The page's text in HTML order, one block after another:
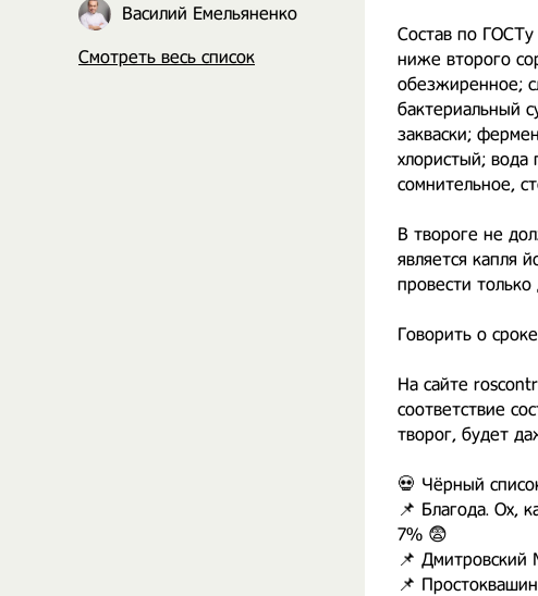
Состав по
ниже второго
обезжиренное;
бактериальный
закваски;
хлористый; вода
сомнительное,
В твороге не
является капля
провести только
Говорить о
На сайте
соответствие
творог, будет
💀 Чёрный
📌 Благода. Ох,
7% 😨
📌 Дмитровский
📌
Василий Емельяненко
Смотреть весь список